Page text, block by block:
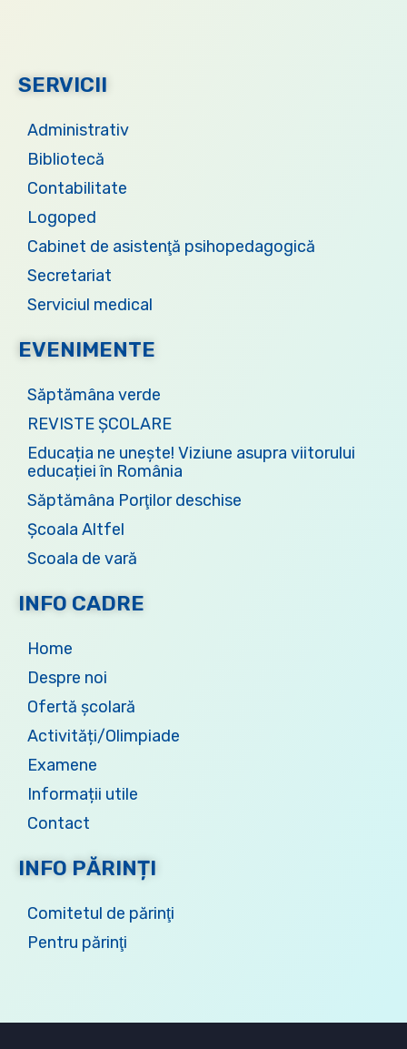
SERVICII
Administrativ
Bibliotecă
Contabilitate
Logoped
Cabinet de asistenţă psihopedagogică
Secretariat
Serviciul medical
EVENIMENTE
Săptămâna verde
REVISTE ȘCOLARE
Educația ne unește! Viziune asupra viitorului
educației în România
Săptămâna Porţilor deschise
Școala Altfel
Scoala de vară
INFO CADRE
Home
Despre noi
Ofertă şcolară
Activități/Olimpiade
Examene
Informații utile
Contact
INFO PĂRINȚI
Comitetul de părinţi
Pentru părinţi